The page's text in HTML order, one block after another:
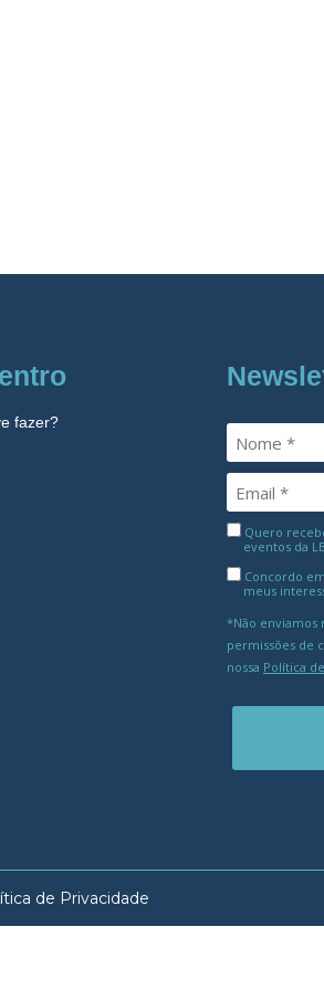
fazer?
Quero
eventos da
Concordo
meus
*Não enviamos
permissões de
nossa Política
de Privacidade